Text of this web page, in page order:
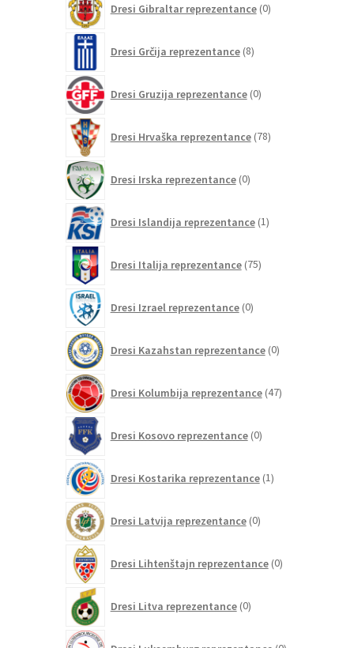
Dresi Gibraltar reprezentance 0izdelkov
Dresi Grčija reprezentance 8izdelkov
Dresi Gruzija reprezentance 0izdelkov
Dresi Hrvaška reprezentance 78izdelkov
Dresi Irska reprezentance 0izdelkov
Dresi Islandija reprezentance 1izdelek
Dresi Italija reprezentance 75izdelkov
Dresi Izrael reprezentance 0izdelkov
Dresi Kazahstan reprezentance 0izdelkov
Dresi Kolumbija reprezentance 47izdelkov
Dresi Kosovo reprezentance 0izdelkov
Dresi Kostarika reprezentance 1izdelek
Dresi Latvija reprezentance 0izdelkov
Dresi Lihtenštajn reprezentance 0izdelkov
Dresi Litva reprezentance 0izdelkov